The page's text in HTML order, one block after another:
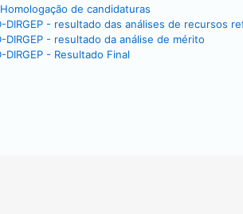
de candidaturas
DIRGEP - resultado das análises de
DIRGEP - resultado da análise de mérito
DIRGEP - Resultado Final